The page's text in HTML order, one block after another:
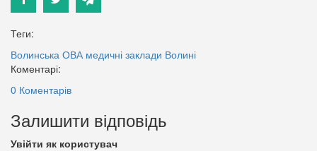
Теги:
Волинська ОВА медичні заклади Волині
Коментарі:
0 Коментарів
Залишити відповідь
Увійти як користувач